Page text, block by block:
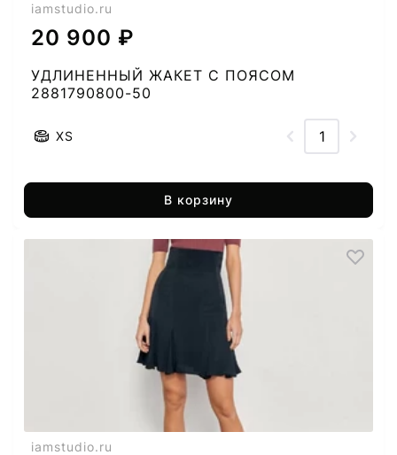
iamstudio.ru
20 900 ₽
УДЛИНЕННЫЙ ЖАКЕТ С ПОЯСОМ
2881790800-50
XS
В корзину
iamstudio.ru